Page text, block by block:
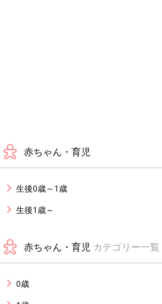
赤ちゃん・育児
生後0歳～1歳
生後1歳～
赤ちゃん・育児 カテゴリー一覧
0歳